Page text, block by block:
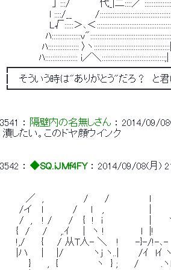
」 :::/　　　　 代_|二::::／
l ::::/__　　　 /
L√:::::＞､＜:::::::::::::::::::::::::::::::::::::::::::l
ﾊ::::::::::::::::v":::::::::::::::::::::::::::::::::::::::::::::|
ﾊ::::::::::::::::: 〉ヽ::::::::::::::::::::::::::::::::::::::::::|
ﾊ:::::::::::::::::: i／＼:::::::::::::::::::::::::::::::::::;|
┃　そういう時は"ありがとう"だろ？　と君
3541 ： 隔壁内の名無しさん ： 2014/09/
潰したい。このドヤ顔ウインク
3542 ： ◆SQ.iJMf4FY ： 2014/09/08(月)
／　,　　　　　　/　　 /　　　　　　l　　
/イ　 l　　　　 /　　l　 ,　　 　 　 　 |　 　
/　,　 ! /　　 /　 {　!　i　　　　　　　|　 　
{　/ 　 /　　,.ｲ　　|　ヽ !　　　　　 l　|!　　　
!,/　　 {　　/ 从T人- ＼　 !　　 -}-/!-､-　|
|ハ　　| 　 |/　 　　　ヽj ヽ..|　 　 /ｲ　lｲ ヽ
}　　 ,　{　 　 　 　 ヽ　} ;　　 / 　 　 .ヽl/